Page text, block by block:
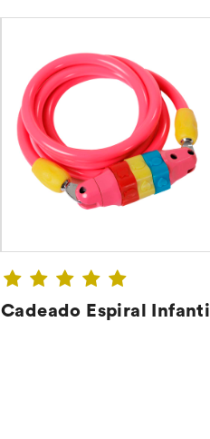
Cadeado Espiral Infantil